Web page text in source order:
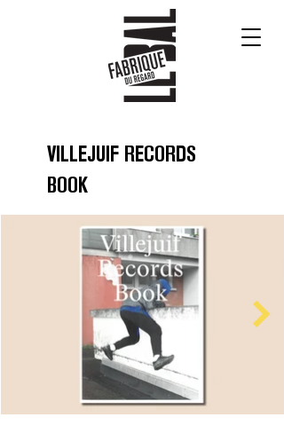
VILLEJUIF RECORDS
BOOK